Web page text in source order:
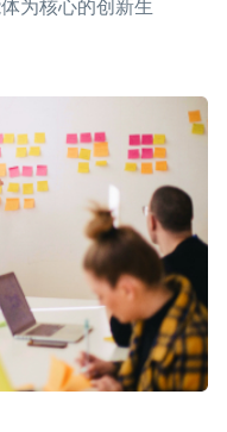
为核心的创新生